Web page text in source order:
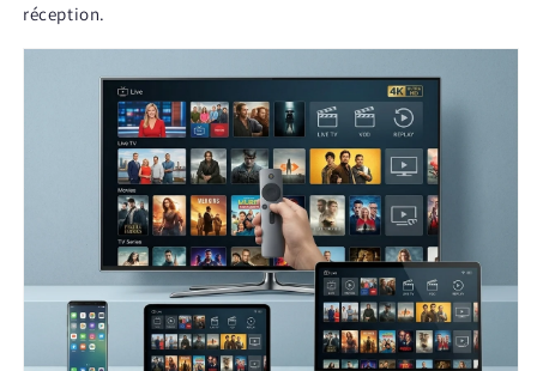
réception.